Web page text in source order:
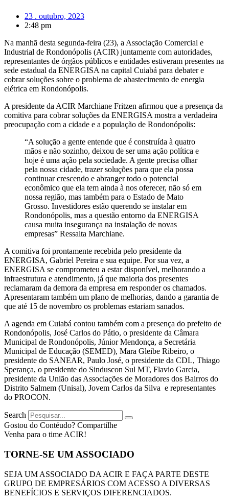
23 . outubro, 2023
2:48 pm
Na manhã desta segunda-feira (23), a Associação Comercial e
Industrial de Rondonópolis (ACIR) juntamente com autoridades,
representantes de órgãos públicos e entidades estiveram presentes na
sede estadual da ENERGISA na capital Cuiabá para debater e
cobrar soluções sobre o problema de abastecimento de energia
elétrica em Rondonópolis.
A presidente da ACIR Marchiane Fritzen afirmou que a presença da
comitiva para cobrar soluções da ENERGISA mostra a verdadeira
preocupação com a cidade e a população de Rondonópolis:
“A solução a gente entende que é construída à quatro
mãos e não sozinho, deixou de ser uma ação política e
hoje é uma ação pela sociedade. A gente precisa olhar
pela nossa cidade, trazer soluções para que ela possa
continuar crescendo e abranger todo o potencial
econômico que ela tem ainda à nos oferecer, não só em
nossa região, mas também para o Estado de Mato
Grosso. Investidores estão querendo se instalar em
Rondonópolis, mas a questão entorno da ENERGISA
causa muita insegurança na instalação de novas
empresas” Ressalta Marchiane.
A comitiva foi prontamente recebida pelo presidente da
ENERGISA, Gabriel Pereira e sua equipe. Por sua vez, a
ENERGISA se comprometeu a estar disponível, melhorando a
infraestrutura e atendimento, já que maioria dos presentes
reclamaram da demora da empresa em responder os chamados.
Apresentaram também um plano de melhorias, dando a garantia de
que até 15 de novembro os problemas estariam sanados.
A agenda em Cuiabá contou também com a presença do prefeito de
Rondonópolis, José Carlos do Pátio, o presidente da Câmara
Municipal de Rondonópolis, Júnior Mendonça, a Secretária
Municipal de Educação (SEMED), Mara Gleibe Ribeiro, o
presidente do SANEAR, Paulo José, o presidente da CDL, Thiago
Sperança, o presidente do Sinduscon Sul MT, Flavio Garcia,
presidente da União das Associações de Moradores dos Bairros do
Distrito Salmem (Unisal), Jovem Carlos da Silva e representantes
do PROCON.
Search
Gostou do Contéudo? Compartilhe
Venha para o time ACIR!
TORNE-SE UM ASSOCIADO
SEJA UM ASSOCIADO DA ACIR E FAÇA PARTE DESTE
GRUPO DE EMPRESÁRIOS COM ACESSO A DIVERSAS
BENEFÍCIOS E SERVIÇOS DIFERENCIADOS.